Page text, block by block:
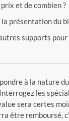
et de combien ?
présentation du
supports
à la nature
les
sera certes
être remboursé,